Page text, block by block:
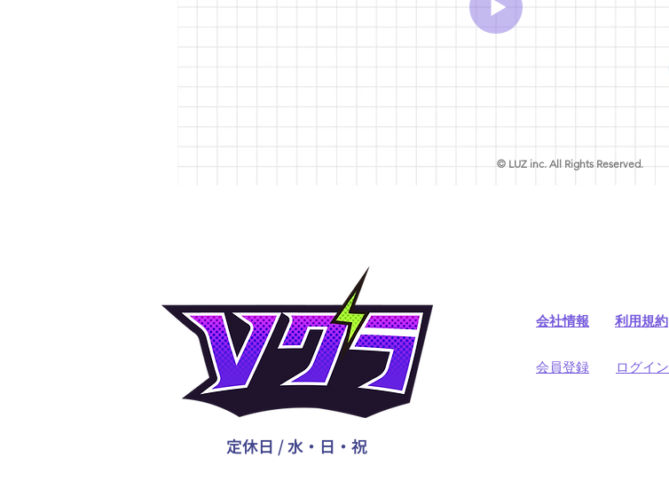
© LUZ inc. All Rights Reserved.
会社情報 利用規約
​会員登録 ​ログイン
定休日 / 水・日・祝